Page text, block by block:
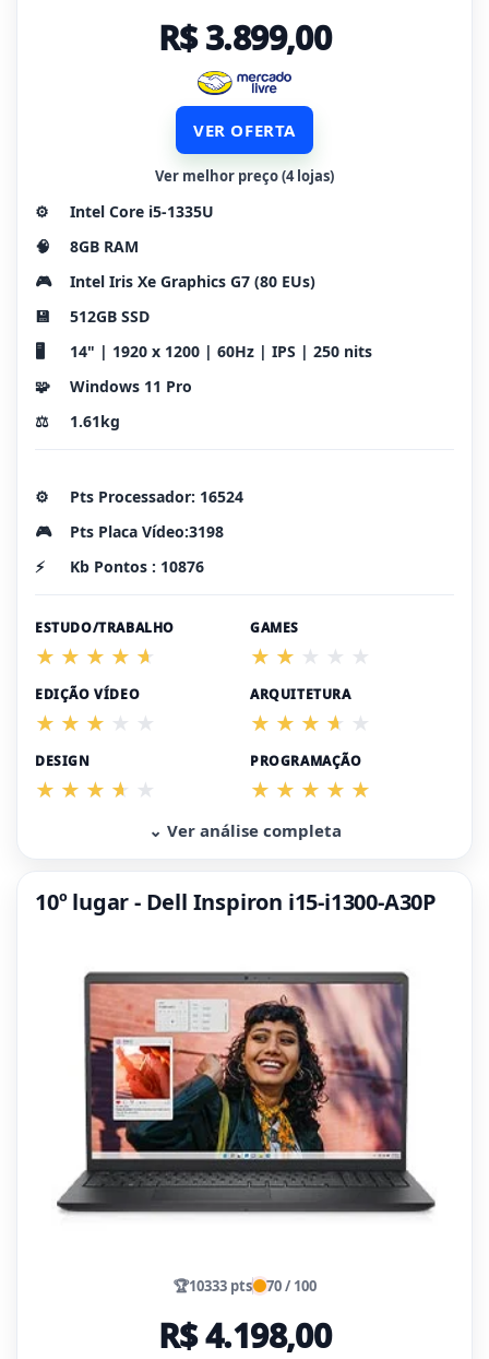
R$ 3.899,00
VER OFERTA
Ver melhor preço (4 lojas)
⚙️
Intel Core i5-1335U
🧠
8GB RAM
🎮
Intel Iris Xe Graphics G7 (80 EUs)
💾
512GB SSD
🖥️
14" | 1920 x 1200 | 60Hz | IPS | 250 nits
🧩
Windows 11 Pro
⚖️
1.61kg
⚙️
Pts Processador: 16524
🎮
Pts Placa Vídeo:3198
⚡
Kb Pontos : 10876
ESTUDO/TRABALHO GAMES
EDIÇÃO VÍDEO ARQUITETURA
DESIGN PROGRAMAÇÃO
⌄ Ver análise completa
10º lugar - Dell Inspiron i15-i1300-A30P
🏆10333 pts 70 / 100
R$ 4.198,00